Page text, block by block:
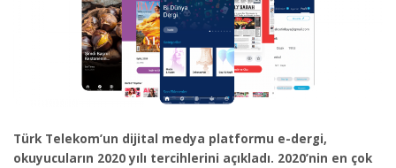
Türk Telekom’un dijital medya platformu e-dergi,
okuyucuların 2020 yılı tercihlerini açıkladı. 2020’nin en çok